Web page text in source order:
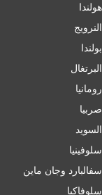
هولندا
النرويج
بولندا
البرتغال
رومانيا
صربيا
السويد
سلوفينيا
سفالبارد وجان ماين
سلوفاكيا